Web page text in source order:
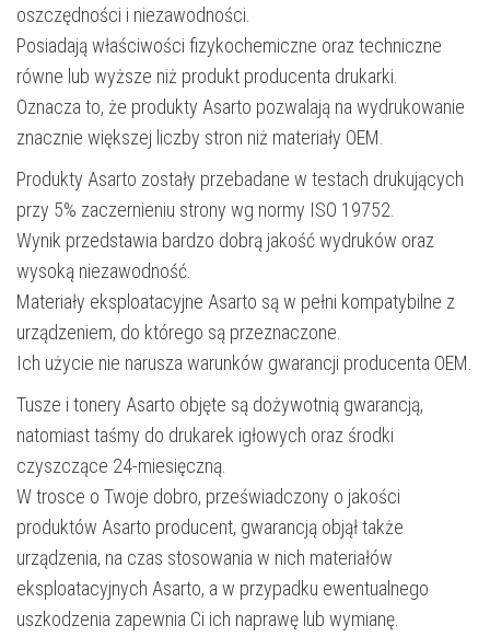
oszczędności i niezawodności.
Posiadają właściwości fizykochemiczne oraz techniczne
równe lub wyższe niż produkt producenta drukarki.
Oznacza to, że produkty Asarto pozwalają na wydrukowanie
znacznie większej liczby stron niż materiały OEM.
Produkty Asarto zostały przebadane w testach drukujących
przy 5% zaczernieniu strony wg normy ISO 19752.
Wynik przedstawia bardzo dobrą jakość wydruków oraz
wysoką niezawodność.
Materiały eksploatacyjne Asarto są w pełni kompatybilne z
urządzeniem, do którego są przeznaczone.
Ich użycie nie narusza warunków gwarancji producenta OEM.
Tusze i tonery Asarto objęte są dożywotnią gwarancją,
natomiast taśmy do drukarek igłowych oraz środki
czyszczące 24-miesięczną.
W trosce o Twoje dobro, przeświadczony o jakości
produktów Asarto producent, gwarancją objął także
urządzenia, na czas stosowania w nich materiałów
eksploatacyjnych Asarto, a w przypadku ewentualnego
uszkodzenia zapewnia Ci ich naprawę lub wymianę.